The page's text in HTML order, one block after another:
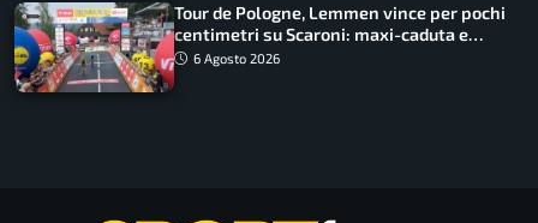
Tour de Pologne, Lemmen vince per pochi
centimetri su Scaroni: maxi-caduta e
tappa accorciata
6 Agosto 2026